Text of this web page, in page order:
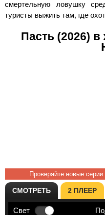
смертельную ловушку
туристы выжить там, где
Пасть (2026) в
Проверяйте новые
СМОТРЕТЬ 2 ПЛЕЕР
Свет